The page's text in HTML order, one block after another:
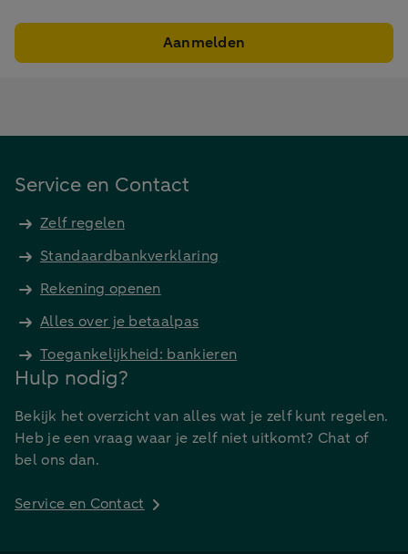
Aanmelden
Service en Contact
Zelf regelen
Standaardbankverklaring
Rekening openen
Alles over je betaalpas
Toegankelijkheid: bankieren
Hulp nodig?
Bekijk het overzicht van alles wat je zelf kunt regelen.
Heb je een vraag waar je zelf niet uitkomt? Chat of
bel ons dan.
Service en Contact